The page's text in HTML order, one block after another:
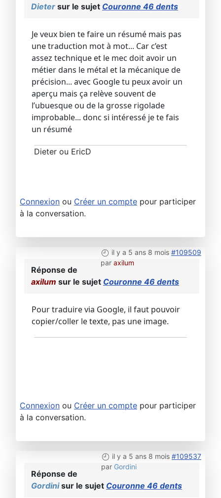
Dieter sur le sujet Couronne 46 dents
Je veux bien te faire un résumé mais pas
une traduction mot à mot... Car c’est
assez technique et le mec doit avoir un
métier dans le métal et la mécanique de
précision... avec Google tu peux avoir un
aperçu mais ça relève souvent de
l’ubuesque ou de la grosse rigolade
improbable... donc si intéressé je te fais
un résumé
Dieter ou EricD
Connexion ou Créer un compte pour participer
à la conversation.
il y a 5 ans 8 mois #109509
par axilum
Réponse de
axilum sur le sujet Couronne 46 dents
Pour traduire via Google, il faut pouvoir
copier/coller le texte, pas une image.
Connexion ou Créer un compte pour participer
à la conversation.
il y a 5 ans 8 mois #109537
par Gordini
Réponse de
Gordinisur le sujet Couronne 46 dents